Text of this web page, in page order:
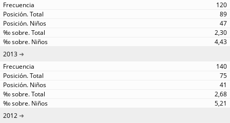
120
89
47
2,30
4,43
2013
140
75
41
2,68
5,21
2012